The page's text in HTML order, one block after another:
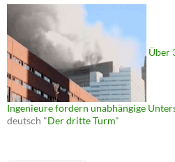
Über
Ingenieure fordern unabhängige
deutsch "Der dritte Turm"